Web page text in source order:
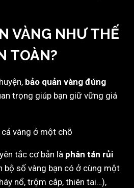
VÀNG NHƯ THẾ
TOÀN?
bảo quản vàng đúng
trọng giúp bạn giữ vững giá
vàng ở một chỗ
tắc cơ bản là phân tán rủi
bộ số vàng bạn có ở cùng một
nổ, trộm cắp, thiên tai…),